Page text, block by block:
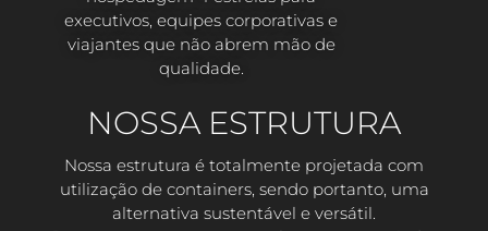
executivos, equipes corporativas e
viajantes que não abrem mão de
qualidade.
NOSSA ESTRUTURA
Nossa estrutura é totalmente projetada com
utilização de containers, sendo portanto, uma
alternativa sustentável e versátil.